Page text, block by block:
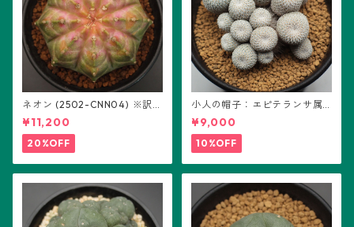
ネオン (2502-CNN04) ※訳あ
り：ギムノカリキウム属 ※実
生
¥11,200
20%OFF
小人の帽子：エピテランサ属
(B01)
¥9,000
10%OFF